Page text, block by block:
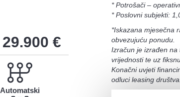
29.900 €
Automatski
* Potrošači –
* Poslovni subjekti:
*Iskazana mjesečna
obvezujuću ponudu.
Izračun je izrađen na
vrijednosti te uz
Konačni uvjeti
odluci leasing društva.